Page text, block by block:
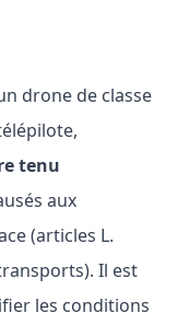
drone de classe
tenu
aux
(articles L.
Il est
les conditions